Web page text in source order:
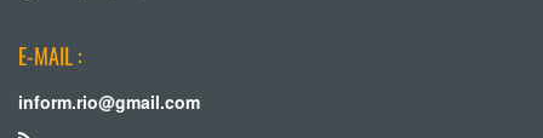
E-MAIL :
inform.rio@gmail.com